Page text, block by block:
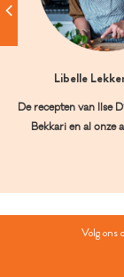
Libelle
De recepten van Ilse
Bekkari en al onze
Volg ons